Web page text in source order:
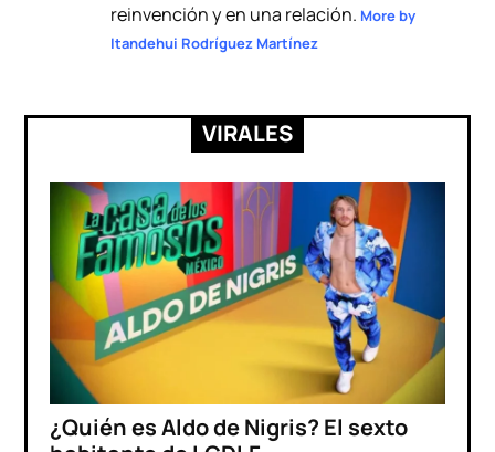
reinvención y en una relación. More by
Itandehui Rodríguez Martínez
VIRALES
¿Quién es Aldo de Nigris? El sexto